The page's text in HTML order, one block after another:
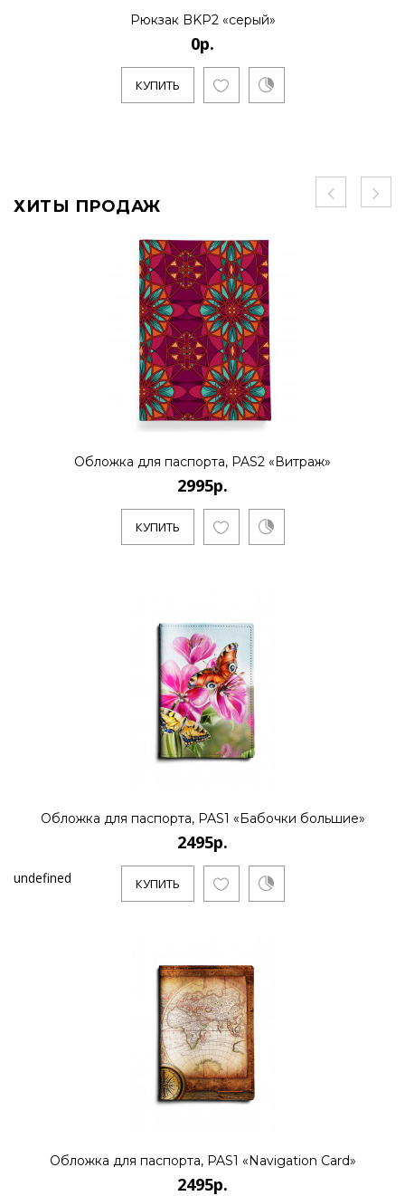
Рюкзак BKP2 «серый»
0р.
КУПИТЬ
ХИТЫ ПРОДАЖ
Обложка для паспорта, PAS2 «Витраж»
2995р.
КУПИТЬ
Обложка для паспорта, PAS1 «Бабочки большие»
2495р.
КУПИТЬ
undefined
Обложка для паспорта, PAS1 «Navigation Card»
2495р.